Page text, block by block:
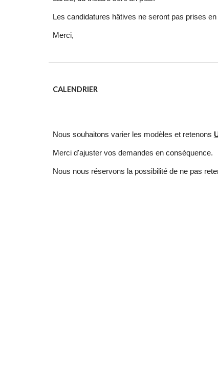
Les candidatures hâtives ne seront pas prises
Merci,
CALENDRIER
Nous souhaitons varier les modèles et retenons
Merci d'ajuster vos demandes en conséquence.
Nous nous réservons la possibilité de ne pas